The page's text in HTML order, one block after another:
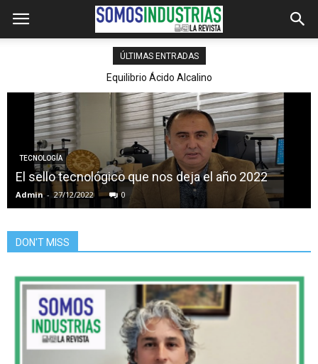
ÚLTIMAS ENTRADAS
Equilibrio Ácido Alcalino
TECNOLOGÍA
El sello tecnológico que nos deja el año 2022
Admin - 27/12/2022 0
DON'T MISS